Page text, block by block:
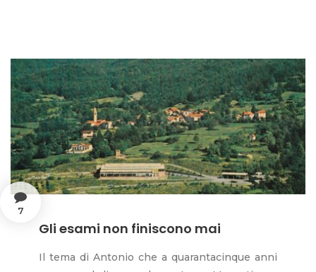
7
Gli esami non finiscono mai
Il tema di Antonio che a quarantacinque anni